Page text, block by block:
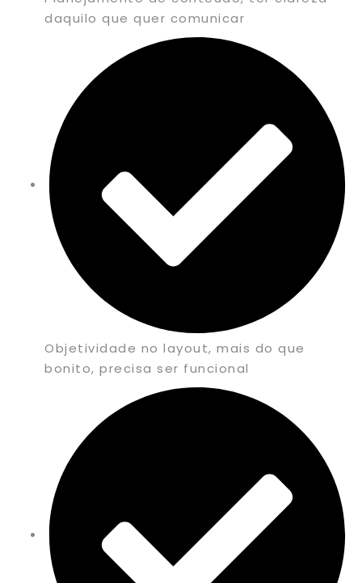
daquilo que quer comunicar
Objetividade no layout, mais do que
bonito, precisa ser funcional